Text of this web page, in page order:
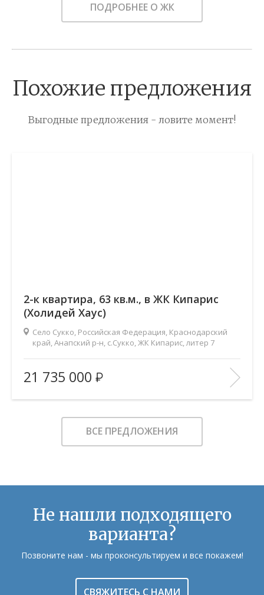
ПОДРОБНЕЕ О ЖК
Похожие предложения
Выгодные предложения - ловите момент!
2-к квартира, 63 кв.м., в ЖК Кипарис
(Холидей Хаус)
Село Сукко, Российская Федерация, Краснодарский
край, Анапский р-н, с.Сукко, ЖК Кипарис, литер 7
Площадь (общ/жил/кух), м2:
63/25.2/27.3
Количество комнат:
2
Этаж:
5/8
В ИЗБРАННОЕ
21 735 000
ВСЕ ПРЕДЛОЖЕНИЯ
Не нашли подходящего
варианта?
Позвоните нам - мы проконсультируем и все покажем!
СВЯЖИТЕСЬ С НАМИ